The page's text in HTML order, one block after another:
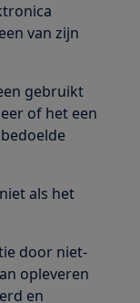
van zijn
gebruikt
of het een
als het
door niet-
opleveren
en